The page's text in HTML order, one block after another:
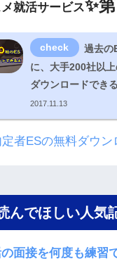
就活サービス✨
過去の
に、大手200社以
ダウンロードでき
2017.11.13
者ESの無料ダウン
んでほしい人気
面接を何度も練習